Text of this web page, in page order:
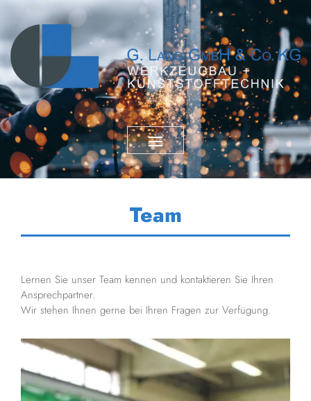
Team
Lernen Sie unser Team kennen und kontaktieren Sie Ihren
Ansprechpartner.
Wir stehen Ihnen gerne bei Ihren Fragen zur Verfügung.